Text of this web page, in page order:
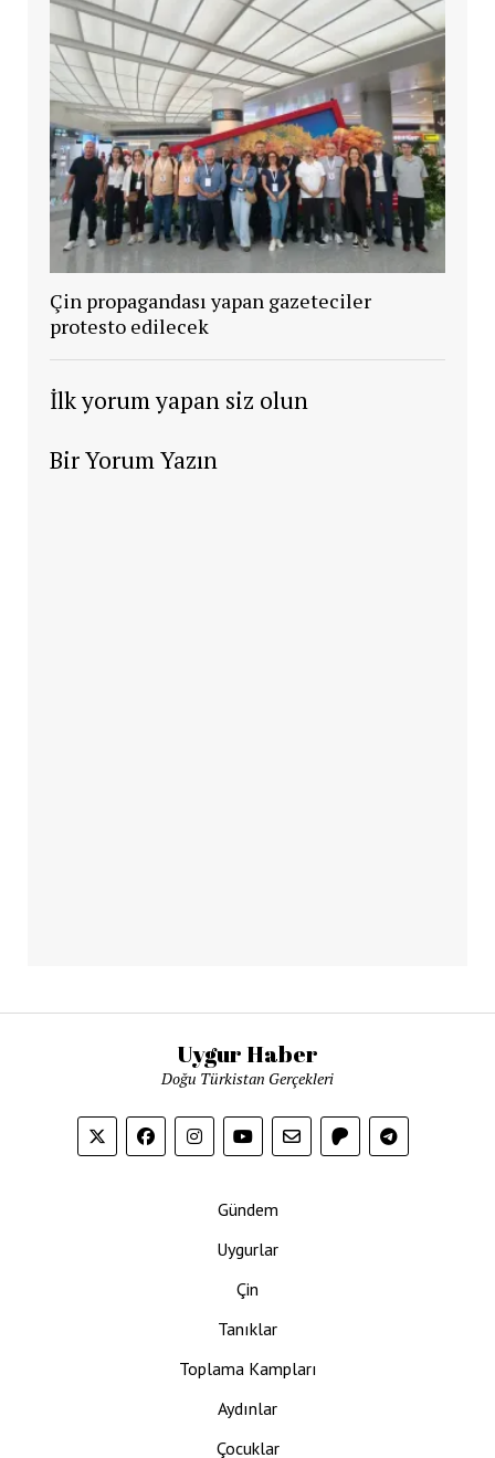
Çin propagandası yapan gazeteciler
protesto edilecek
İlk yorum yapan siz olun
Bir Yorum Yazın
Uygur Haber
Doğu Türkistan Gerçekleri
Gündem
Uygurlar
Çin
Tanıklar
Toplama Kampları
Aydınlar
Çocuklar